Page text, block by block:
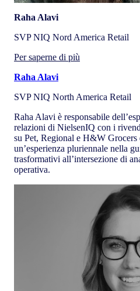
Raha Alavi
SVP NIQ Nord America Retail
Per saperne di più
Raha Alavi
SVP NIQ North America Retail
Raha Alavi è responsabile
relazioni di NielsenIQ con i
su Pet, Regional e H&W
un’esperienza pluriennale nella
trasformativi all’intersezione di
operativa.